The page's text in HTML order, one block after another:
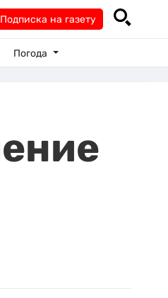
Подписка на газету
Погода